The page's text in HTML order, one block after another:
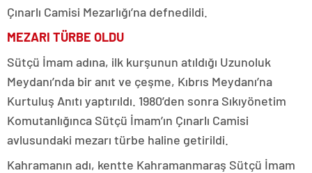
Çınarlı Camisi Mezarlığı’na defnedildi.
MEZARI TÜRBE OLDU
Sütçü İmam adına, ilk kurşunun atıldığı Uzunoluk
Meydanı’nda bir anıt ve çeşme, Kıbrıs Meydanı’na
Kurtuluş Anıtı yaptırıldı. 1980’den sonra Sıkıyönetim
Komutanlığınca Sütçü İmam’ın Çınarlı Camisi
avlusundaki mezarı türbe haline getirildi.
Kahramanın adı, kentte Kahramanmaraş Sütçü İmam